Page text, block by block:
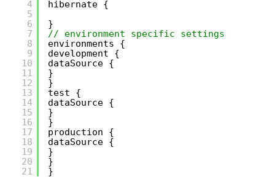
4
5
6
7
8
9
10
11
12
13
14
15
16
17
18
19
20
21
hibernate {
}
// environment specific settings
environments {
development {
dataSource {
}
}
test {
dataSource {
}
}
production {
dataSource {
}
}
}